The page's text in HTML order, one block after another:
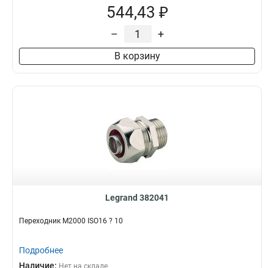
544,43 ₽
– +
В корзину
Legrand 382041
Переходник M2000 ISO16 ? 10
Подробнее
Наличие: Нет на складе